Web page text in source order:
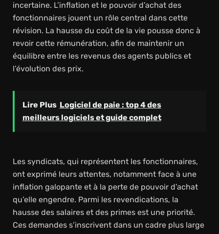
incertaine. L’inflation et le pouvoir d’achat des
fonctionnaires jouent un rôle central dans cette
révision. La hausse du coût de la vie pousse donc à
revoir cette rémunération, afin de maintenir un
équilibre entre les revenus des agents publics et
l’évolution des prix.
Lire Plus Logiciel de paie : top 4 des
meilleurs logiciels et guide complet
Les syndicats, qui représentent les fonctionnaires,
ont exprimé leurs attentes, notamment face à une
inflation galopante et à la perte de pouvoir d’achat
qu’elle engendre. Parmi les revendications, la
hausse des salaires et des primes est une priorité.
Ces demandes s’inscrivent dans un cadre plus large